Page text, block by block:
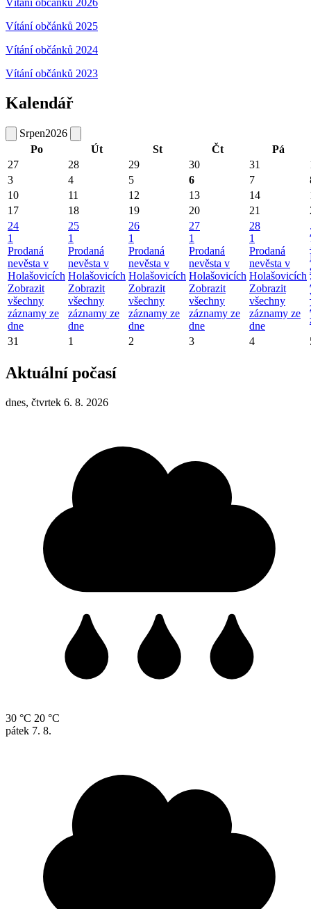
Vítání občánků 2026
Vítání občánků 2025
Vítání občánků 2024
Vítání občánků 2023
Kalendář
Srpen2026
Po
Út St Čt
Pá
27
28 29 30 31
3
4 5 6 7
10
11 12 13 14
17
18 19 20 21
24
1
Prodaná
nevěsta v
Holašovicích
Zobrazit
všechny
záznamy ze
dne
25
1
Prodaná
nevěsta v
Holašovicích
Zobrazit
všechny
záznamy ze
dne
26
1
Prodaná
nevěsta v
Holašovicích
Zobrazit
všechny
záznamy ze
dne
27
1
Prodaná
nevěsta v
Holašovicích
Zobrazit
všechny
záznamy ze
dne
28
1
Prodaná
nevěsta v
Holašovicích
Zobrazit
všechny
záznamy ze
dne
31
1 2 3 4
Aktuální počasí
dnes, čtvrtek 6. 8. 2026
30 °C 20 °C
pátek 7. 8.